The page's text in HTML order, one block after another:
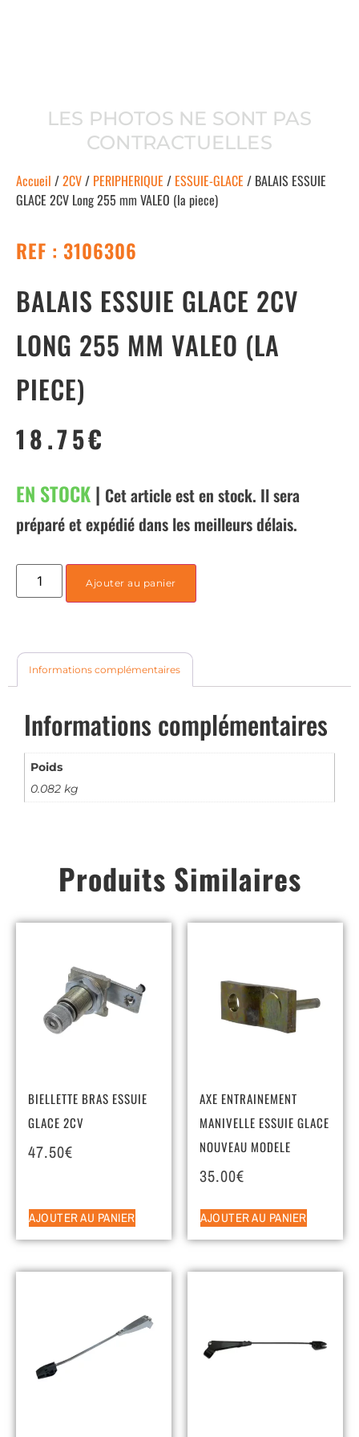
LES PHOTOS NE SONT PAS
CONTRACTUELLES
Accueil /2CV/ PERIPHERIQUE / ESSUIE-GLACE / BALAIS ESSUIE
GLACE 2CV Long 255 mm VALEO (la piece)
REF : 3106306
BALAIS ESSUIE GLACE 2CV
LONG 255 MM VALEO (LA
PIECE)
18.75€
EN STOCK| Cet article est en stock. Il sera
préparé et expédié dans les meilleurs délais.
Ajouter au panier
Informations complémentaires
Informations complémentaires
Poids
0.082 kg
Produits Similaires
BIELLETTE BRAS ESSUIE
GLACE 2CV
47.50€
AJOUTER AU PANIER
AXE ENTRAINEMENT
MANIVELLE ESSUIE GLACE
NOUVEAU MODELE
35.00€
AJOUTER AU PANIER